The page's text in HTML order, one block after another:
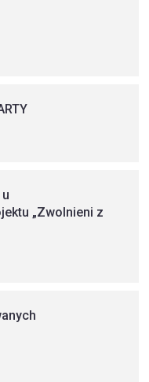
„Zwolnieni z